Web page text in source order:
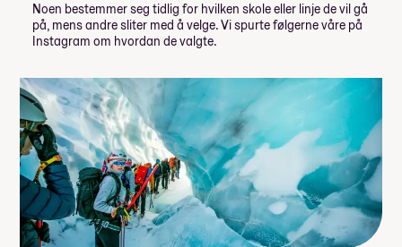
Noen bestemmer seg tidlig for hvilken skole eller linje de vil gå
på, mens andre sliter med å velge. Vi spurte følgerne våre på
Instagram om hvordan de valgte.